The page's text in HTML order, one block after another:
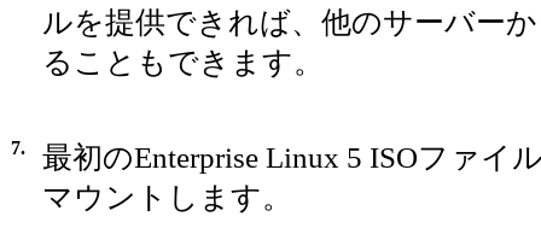
ルを提供できれば、他のサーバー
ることもできます。
7.
最初のEnterprise Linux 5 ISOファイ
マウントします。